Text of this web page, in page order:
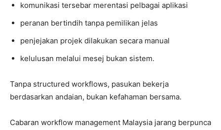
komunikasi tersebar merentasi pelbagai aplikasi
peranan bertindih tanpa pemilikan jelas
penjejakan projek dilakukan secara manual
kelulusan melalui mesej bukan sistem.
Tanpa structured workflows, pasukan bekerja
berdasarkan andaian, bukan kefahaman bersama.
Cabaran workflow management Malaysia jarang berpunca